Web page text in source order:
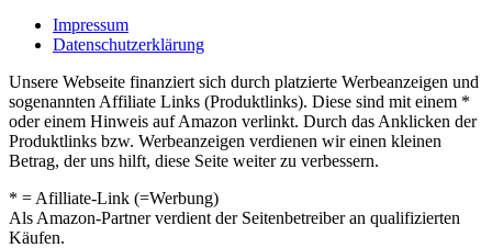
Impressum
Datenschutzerklärung
Unsere Webseite finanziert sich durch platzierte Werbeanzeigen und
sogenannten Affiliate Links (Produktlinks). Diese sind mit einem *
oder einem Hinweis auf Amazon verlinkt. Durch das Anklicken der
Produktlinks bzw. Werbeanzeigen verdienen wir einen kleinen
Betrag, der uns hilft, diese Seite weiter zu verbessern.
* = Afilliate-Link (=Werbung)
Als Amazon-Partner verdient der Seitenbetreiber an qualifizierten
Käufen.